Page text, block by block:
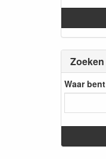
Zoeken
Waar